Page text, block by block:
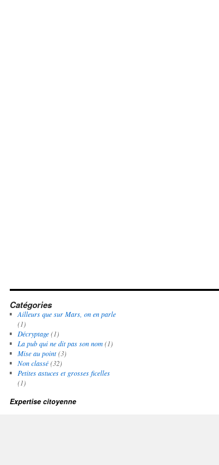
Catégories
Ailleurs que sur Mars, on en parle
(1)
Décryptage(1)
La pub qui ne dit pas son nom(1)
Mise au point(3)
Non classé(32)
Petites astuces et grosses ficelles
(1)
Expertise citoyenne